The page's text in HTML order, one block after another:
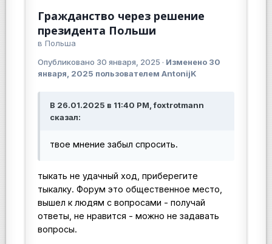
Гражданство через решение
президента Польши
в Польша
Опубликовано 30 января, 2025 · Изменено 30
января, 2025 пользователем AntonijK
В 26.01.2025 в 11:40 PM, foxtrotmann
сказал:
твое мнение забыл спросить.
тыкать не удачный ход, приберегите
тыкалку. Форум это общественное место,
вышел к людям с вопросами - получай
ответы, не нравится - можно не задавать
вопросы.